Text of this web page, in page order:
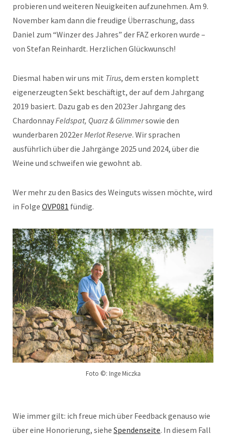
probieren und weiteren Neuigkeiten aufzunehmen. Am 9.
November kam dann die freudige Überraschung, dass
Daniel zum “Winzer des Jahres” der FAZ erkoren wurde –
von Stefan Reinhardt. Herzlichen Glückwunsch!
Diesmal haben wir uns mit Tirus, dem ersten komplett
eigenerzeugten Sekt beschäftigt, der auf dem Jahrgang
2019 basiert. Dazu gab es den 2023er Jahrgang des
ChardonnayFeldspat, Quarz & Glimmersowie den
wunderbaren 2022erMerlot Reserve. Wir sprachen
ausführlich über die Jahrgänge 2025 und 2024, über die
Weine und schweifen wie gewohnt ab.
Wer mehr zu den Basics des Weinguts wissen möchte, wird
in Folge OVP081 fündig.
Foto ©: Inge Miczka
Wie immer gilt: ich freue mich über Feedback genauso wie
über eine Honorierung, siehe Spendenseite. In diesem Fall